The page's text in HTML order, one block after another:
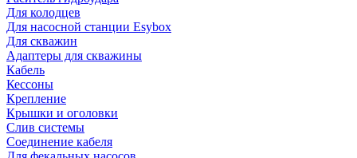
Для колодцев
Для насосной станции Esybox
Для скважин
Адаптеры для скважины
Кабель
Кессоны
Крепление
Крышки и оголовки
Слив системы
Соединение кабеля